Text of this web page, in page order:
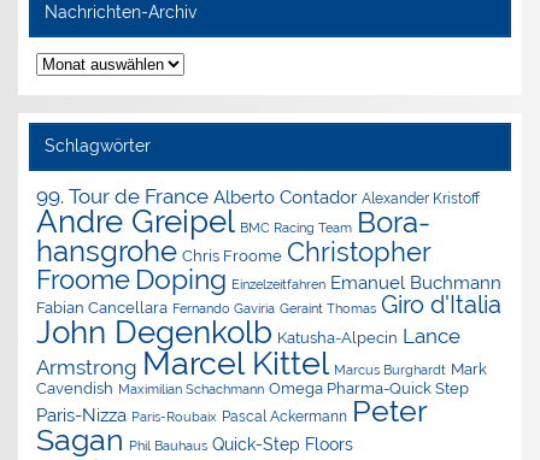
Nachrichten-Archiv
Nachrichten-
Archiv
Schlagwörter
99. Tour de France Alberto Contador Alexander Kristoff
Andre Greipel BMC Racing Team Bora-
hansgrohe Chris Froome Christopher
Froome Doping Einzelzeitfahren Emanuel Buchmann
Fabian Cancellara Fernando Gaviria Geraint Thomas Giro d'Italia
John Degenkolb Katusha-Alpecin Lance
Armstrong Marcel Kittel Marcus Burghardt Mark
Cavendish Maximilian Schachmann Omega Pharma-Quick Step
Paris-Nizza Paris-Roubaix Pascal Ackermann Peter
Sagan Phil Bauhaus Quick-Step Floors